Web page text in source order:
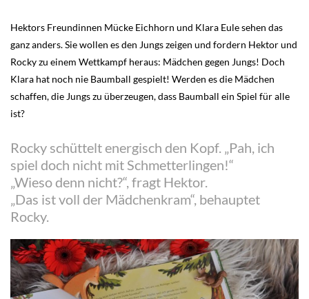
Hektors Freundinnen Mücke Eichhorn und Klara Eule sehen das
ganz anders. Sie wollen es den Jungs zeigen und fordern Hektor und
Rocky zu einem Wettkampf heraus: Mädchen gegen Jungs! Doch
Klara hat noch nie Baumball gespielt! Werden es die Mädchen
schaffen, die Jungs zu überzeugen, dass Baumball ein Spiel für alle
ist?
Rocky schüttelt energisch den Kopf. „Pah, ich
spiel doch nicht mit Schmetterlingen!“
„Wieso denn nicht?“, fragt Hektor.
„Das ist voll der Mädchenkram“, behauptet
Rocky.